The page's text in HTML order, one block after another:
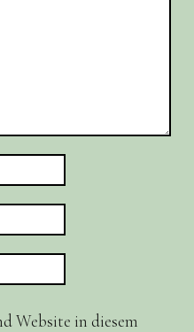
Website in diesem